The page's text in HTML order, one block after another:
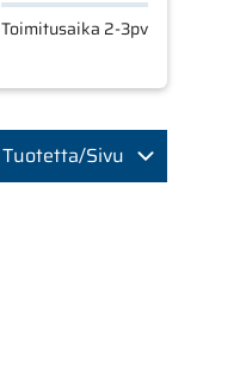
Toimitusaika 2-3pv
Tuotetta/Sivu